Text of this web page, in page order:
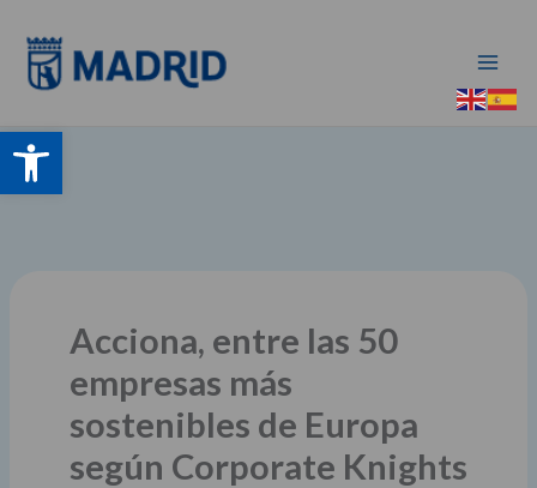
Abrir barra de herramientas
contenido
Acciona, entre las 50
empresas más
sostenibles de Europa
según Corporate Knights